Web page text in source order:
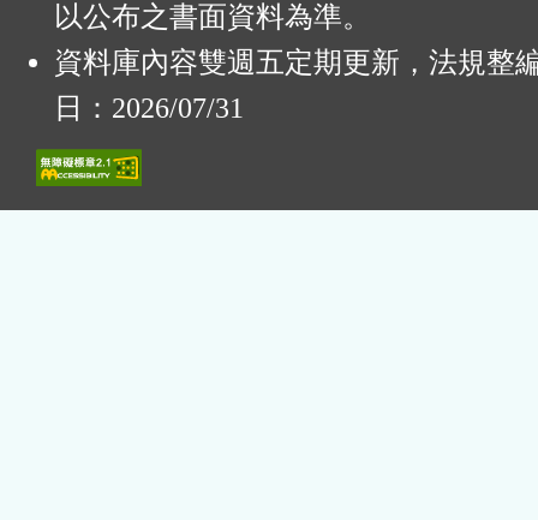
以公布之書面資料為準。
資料庫內容雙週五定期更新，法規整
日：2026/07/31